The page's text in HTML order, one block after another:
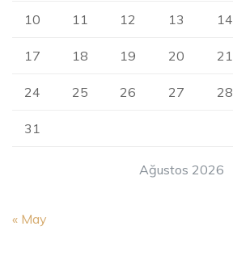
Ağustos 2026
10 11 12 13 14
17 18 19 20 21
24 25 26 27 28
31
« May